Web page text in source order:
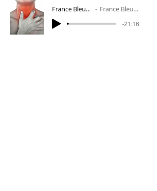
France Bleue Gironde - Aout 2020 - Le la France Bleue Gironde - Le langage du corps
-21:16